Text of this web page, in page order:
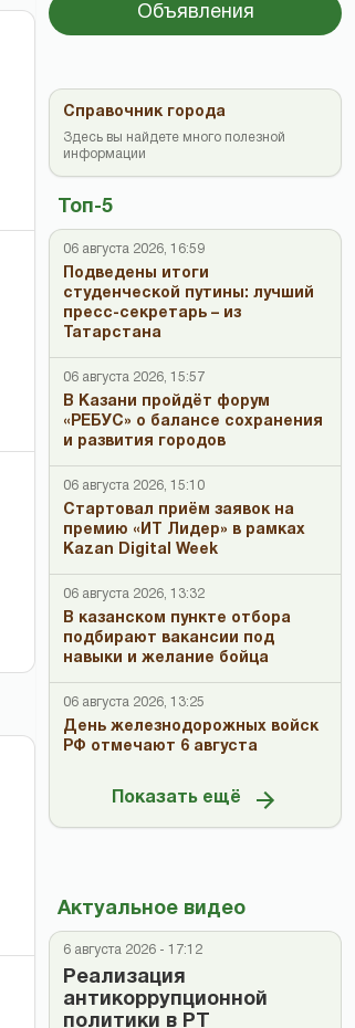
Объявления
Топ-5
06 августа 2026, 16:59
Подведены итоги
студенческой путины: лучший
пресс-секретарь – из
Татарстана
06 августа 2026, 15:57
В Казани пройдёт форум
«РЕБУС» о балансе сохранения
и развития городов
06 августа 2026, 15:10
Стартовал приём заявок на
премию «ИТ Лидер» в рамках
Kazan Digital Week
06 августа 2026, 13:32
В казанском пункте отбора
подбирают вакансии под
навыки и желание бойца
06 августа 2026, 13:25
День железнодорожных войск
РФ отмечают 6 августа
Показать ещё
Актуальное видео
6 августа 2026 - 17:12
Реализация
антикоррупционной
политики в РТ
Справочник города
Здесь вы найдете много полезной
информации